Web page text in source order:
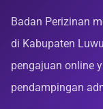
Badan Perizinan
di Kabupaten
pengajuan online
pendampingan